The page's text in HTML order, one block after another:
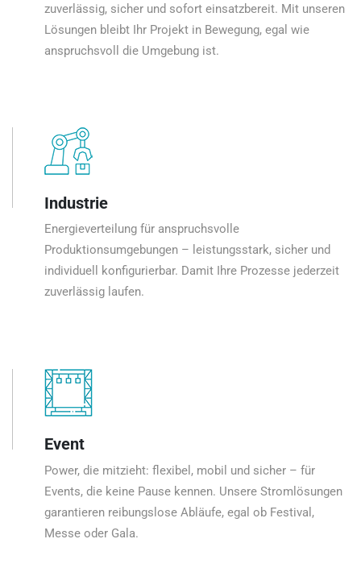
zuverlässig, sicher und sofort einsatzbereit. Mit unseren
Lösungen bleibt Ihr Projekt in Bewegung, egal wie
anspruchsvoll die Umgebung ist.
Industrie
Energieverteilung für anspruchsvolle
Produktionsumgebungen – leistungsstark, sicher und
individuell konfigurierbar. Damit Ihre Prozesse jederzeit
zuverlässig laufen.
Event
Power, die mitzieht: flexibel, mobil und sicher – für
Events, die keine Pause kennen. Unsere Stromlösungen
garantieren reibungslose Abläufe, egal ob Festival,
Messe oder Gala.